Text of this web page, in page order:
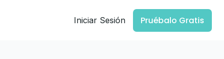
Iniciar Sesión Pruébalo Gratis